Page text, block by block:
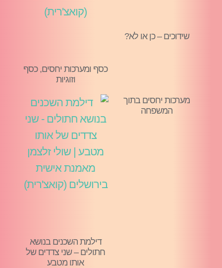
שידוכים – כן או לא?
מערכות יחסים בתוך
המשפחה
כסף ומערכות יחסים, כסף
וזוגיות
דילמת השכנים בנושא
חתולים – שני צדדים של
אותו מטבע